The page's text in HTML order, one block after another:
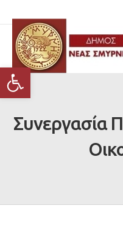
Ανοίξτε τη γραμμή εργαλείων
Συνεργασία